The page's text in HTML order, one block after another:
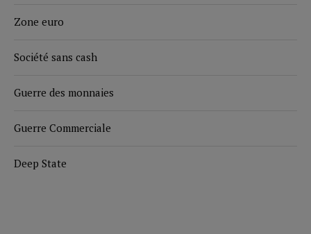
Zone euro
Société sans cash
Guerre des monnaies
Guerre Commerciale
Deep State